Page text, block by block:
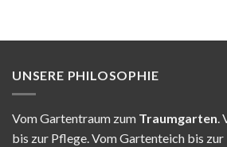
UNSERE PHILOSOPHIE
Vom Gartentraum zum Traumgarten.
bis zur Pflege. Vom Gartenteich bis